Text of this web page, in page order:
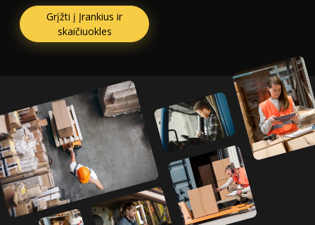
Grįžti į Įrankius ir
skaičiuokles